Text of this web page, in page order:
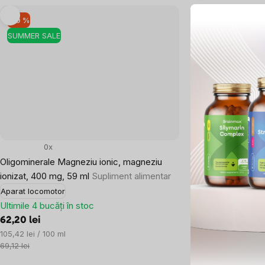
SUMMER SALE
–10 %
Oligominerale Magneziu ionic, magneziu
ionizat, 400 mg, 59 ml Supliment alimentar
Aparat locomotor
0x
Ultimile 4 bucăți în stoc
62,20 lei
Evaluare
preţ:
105,42 lei / 100 ml
69,12 lei
Oligominerale
electroliți cu
plicuriSupliment
2x
Evaluare
5,65 lei / 1 buc.